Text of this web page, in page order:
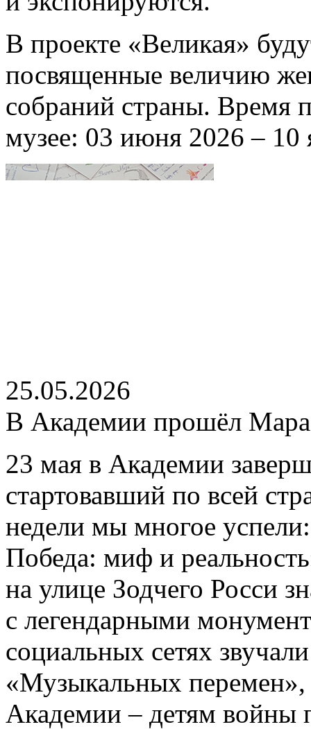
В проекте «Великая»
посвященные величию
собраний страны. Время
музее: 03 июня 2026 – 10
25.05.2026
В Академии прошёл
23 мая в Академии
стартовавший по всей
недели мы многое
Победа: миф и
на улице Зодчего Росси
c легендарными
социальных сетях
«Музыкальных
Академии – детям войны